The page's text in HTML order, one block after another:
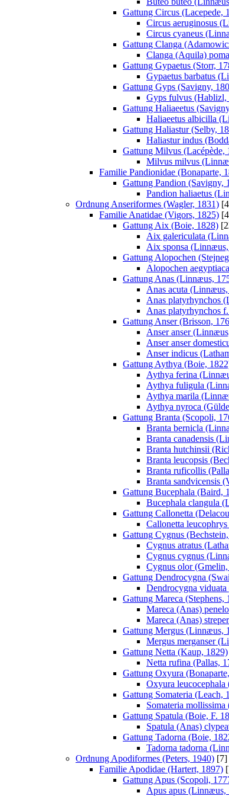
Gattung Circus (Lacepede,
Circus aeruginosus
Circus cyaneus
Gattung Clanga
Clanga (Aquila)
Gattung Gypaetus (Storr,
Gypaetus barbatus
Gattung Gyps (Savigny,
Gyps fulvus (Hablizl,
Gattung Haliaeetus
Haliaeetus albicilla
Gattung Haliastur (Selby,
Haliastur indus
Gattung Milvus (Lacépède,
Milvus milvus
Familie Pandionidae (Bonaparte,
Gattung Pandion (Savigny,
Pandion haliaetus
Ordnung Anseriformes (Wagler, 1831)
Familie Anatidae (Vigors, 1825)
Gattung Aix (Boie, 1828)
Aix galericulata
Aix sponsa
Gattung Alopochen
Alopochen
Gattung Anas (Linnæus,
Anas acuta
Anas platyrhynchos
Anas platyrhynchos
Gattung Anser (Brisson,
Anser anser
Anser anser
Anser indicus
Gattung Aythya (Boie,
Aythya ferina
Aythya fuligula
Aythya marila
Aythya nyroca
Gattung Branta (Scopoli,
Branta bernicla
Branta canadensis
Branta hutchinsii
Branta leucopsis
Branta ruficollis
Branta sandvicensis
Gattung Bucephala (Baird,
Bucephala clangula
Gattung Callonetta
Callonetta
Gattung Cygnus
Cygnus atratus
Cygnus cygnus
Cygnus olor
Gattung Dendrocygna
Dendrocygna
Gattung Mareca (Stephens,
Mareca (Anas)
Mareca (Anas)
Gattung Mergus (Linnæus,
Mergus merganser
Gattung Netta (Kaup, 1829)
Netta rufina (Pallas,
Gattung Oxyura
Oxyura
Gattung Somateria (Leach,
Somateria
Gattung Spatula (Boie, F.
Spatula (Anas)
Gattung Tadorna (Boie,
Tadorna tadorna
Ordnung Apodiformes (Peters, 1940) [7]
Familie Apodidae (Hartert, 1897)
Gattung Apus (Scopoli,
Apus apus (Linnæus,